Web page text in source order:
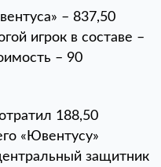
– 837,50
игрок в составе –
– 90
188,50
«Ювентусу»
защитник